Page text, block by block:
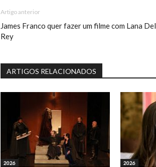
Artigo anterior
James Franco quer fazer um filme com Lana Del
Rey
ARTIGOS RELACIONADOS
2026 2026